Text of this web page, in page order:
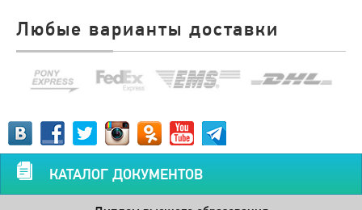
Любые варианты доставки
КАТАЛОГ ДОКУМЕНТОВ